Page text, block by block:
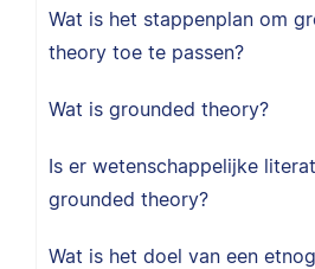
Wat is het stappenplan om
theory toe te passen?
Wat is grounded theory?
Is er wetenschappelijke
grounded theory?
Wat is het doel van een